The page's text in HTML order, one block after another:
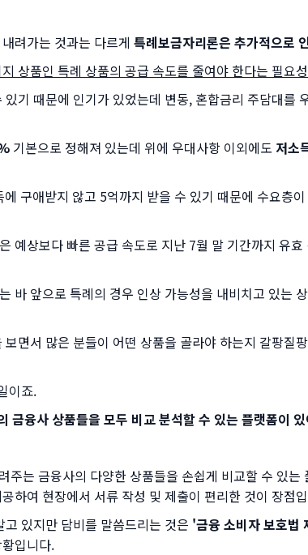
려가는 것과는 다르게 특례보금자리론은 추가적으로
상품인 특례 상품의 공급 속도를 줄여야 한다는 필요
기 때문에 인기가 있었는데 변동, 혼합금리 주담대를
기본으로 정해져 있는데 위에 우대사항 이외에도 저소
구애받지 않고 5억까지 받을 수 있기 때문에 수요층
예상보다 빠른 공급 속도로 지난 7월 말 기간까지 유
바 앞으로 특례의 경우 인상 가능성을 내비치고 있는
면서 많은 분들이 어떤 상품을 골라야 하는지 갈팡질
이죠.
금융사 상품들을 모두 비교 분석할 수 있는 플랫폼이
주는 금융사의 다양한 상품들을 손쉽게 비교할 수 있는
하여 현장에서 서류 작성 및 제출이 편리한 것이 장점
있지만 담비를 말씀드리는 것은 '금융 소비자 보호법
입니다.